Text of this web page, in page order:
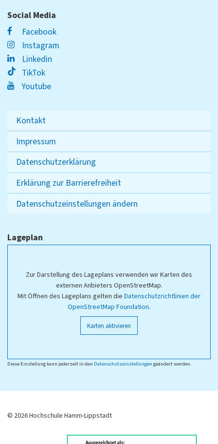
Social Media
Facebook
Instagram
Linkedin
TikTok
Youtube
Kontakt
Impressum
Datenschutzerklärung
Erklärung zur Barrierefreiheit
Datenschutzeinstellungen ändern
Lageplan
Zur Darstellung des Lageplans verwenden wir Karten des
externen Anbieters OpenStreetMap.
Mit Öffnen des Lageplans gelten die Datenschutzrichtlinien der
OpenStreetMap Foundation.
Karten aktivieren
Diese Einstellung kann jederzeit in den Datenschutzeinstellungen geändert werden.
© 2026 Hochschule Hamm-Lippstadt